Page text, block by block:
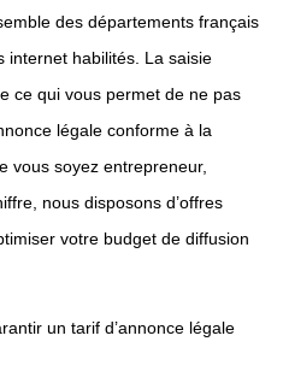
des départements français
internet habilités. La saisie
ce qui vous permet de ne pas
légale conforme à la
vous soyez entrepreneur,
nous disposons d’offres
votre budget de diffusion
un tarif d’annonce légale